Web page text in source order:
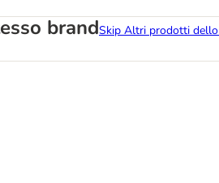
brandSkip Altri prodotti